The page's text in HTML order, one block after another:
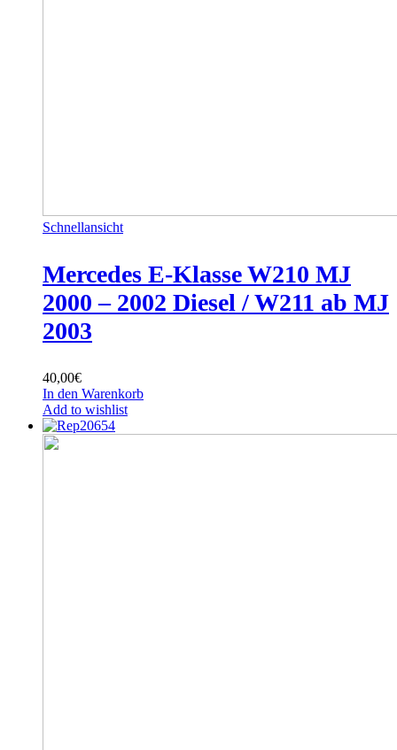
Schnellansicht
Mercedes E-Klasse W210 MJ
2000 – 2002 Diesel / W211 ab MJ
2003
40,00€
In den Warenkorb
Add to wishlist